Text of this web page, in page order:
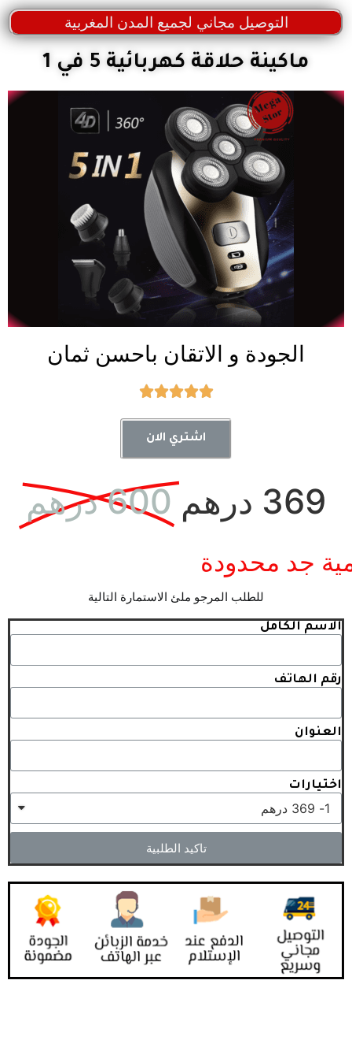
التوصيل مجاني لجميع المدن المغربية
ماكينة حلاقة كهربائية 5 في 1
الجودة و الاتقان باحسن ثمان





اشتري الان
369 درهم 600 درهم
جد محدودة
للطلب المرجو ملئ الاستمارة التالية
الاسم الكامل
رقم الهاتف
العنوان
اختيارات
تاكيد الطلبية